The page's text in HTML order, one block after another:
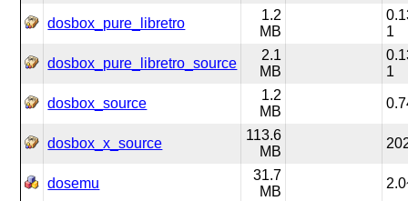
dosbox_pure_libretro
1.2
MB
1
dosbox_pure_libretro_source
2.1
MB
1
dosbox_source
1.2
MB
dosbox_x_source
113.6
MB
dosemu
31.7
MB